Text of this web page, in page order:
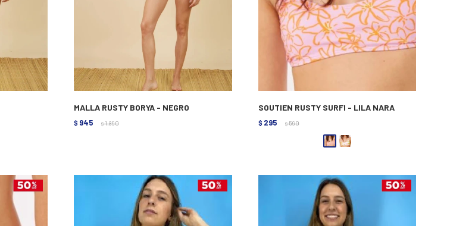
MALLA RUSTY BORYA - NEGRO
$ 945 $ 1.890
SOUTIEN RUSTY SURFI - LILA NARA
$ 295 $ 590